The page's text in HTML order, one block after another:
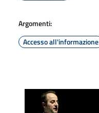
Argomenti:
Accesso all'informazione